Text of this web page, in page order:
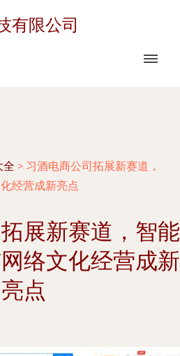
有限公司
全 > 习酒电商公司拓展新赛道，
经营成新亮点
展新赛道，智能
络文化经营成新
亮点